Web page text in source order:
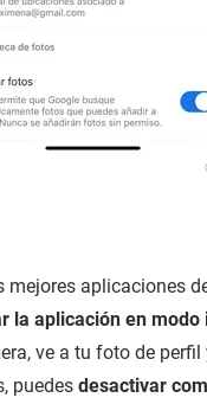
aplicaciones
la aplicación en
ve a tu foto de perfil
puedes desactivar